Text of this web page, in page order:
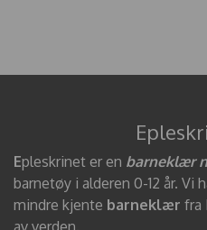
Epleskrinet er en barneklær
barnetøy i alderen 0-12 år.
mindre kjente barneklær fra
av verden.